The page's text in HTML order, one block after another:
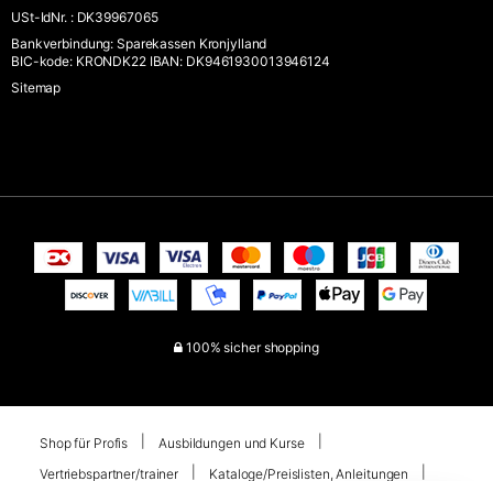
USt-IdNr. :DK39967065
Bankverbindung: Sparekassen Kronjylland
BIC-kode: KRONDK22 IBAN: DK9461930013946124
Sitemap
100% sicher shopping
Shop für Profis
Ausbildungen und Kurse
Vertriebspartner/trainer
Kataloge/Preislisten, Anleitungen